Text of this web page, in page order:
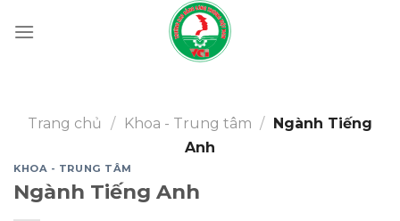
Trang chủ / Khoa - Trung tâm / Ngành Tiếng
Anh
KHOA - TRUNG TÂM
Ngành Tiếng Anh